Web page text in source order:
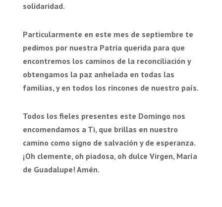
solidaridad.
Particularmente en este mes de septiembre te
pedimos por nuestra Patria querida para que
encontremos los caminos de la reconciliación y
obtengamos la paz anhelada en todas las
familias, y en todos los rincones de nuestro país.
Todos los fieles presentes este Domingo nos
encomendamos a Ti, que brillas en nuestro
camino como signo de salvación y de esperanza.
¡Oh clemente, oh piadosa, oh dulce Virgen, María
de Guadalupe! Amén.